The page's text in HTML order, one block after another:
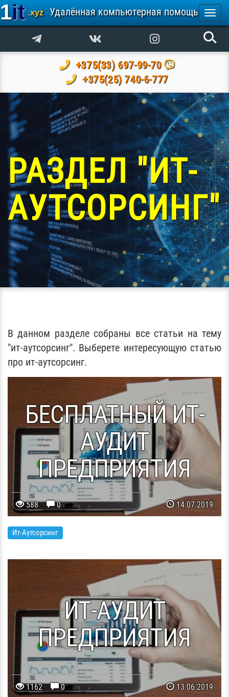
1it .xyz Удалённая компьютерная помощь
+375(33) 697-99-70
+375(25) 740-6-777
РАЗДЕЛ "ИТ-
АУТСОРСИНГ"
В данном разделе собраны все статьи на тему
"ит-аутсорсинг". Выберете интересующую статью
про ит-аутсорсинг.
БЕСПЛАТНЫЙ ИТ-
АУДИТ
ПРЕДПРИЯТИЯ
588 0 14.07.2019
Ит-Аутсорсинг
ИТ-АУДИТ
ПРЕДПРИЯТИЯ
1162 0 13.06.2019